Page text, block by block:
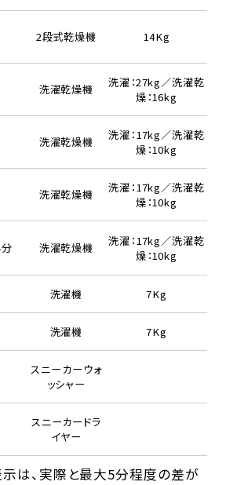
2段式乾燥機 14Kg
洗濯乾燥機
洗濯：27kg／洗濯乾
燥：16kg
洗濯乾燥機
洗濯：17kg／洗濯乾
燥：10kg
洗濯乾燥機
洗濯：17kg／洗濯乾
燥：10kg
洗濯乾燥機
洗濯：17kg／洗濯乾
燥：10kg
洗濯機 7Kg
洗濯機 7Kg
スニーカーウォ
ッシャー
スニーカードラ
イヤー
は、実際と最大5分程度の差が